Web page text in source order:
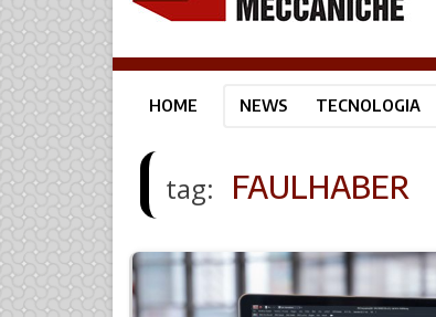
HOME NEWS TECNOLOGIA
tag: FAULHABER